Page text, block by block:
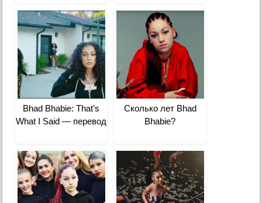
Bhad Bhabie: That’s
What I Said — перевод
Сколько лет Bhad
Bhabie?